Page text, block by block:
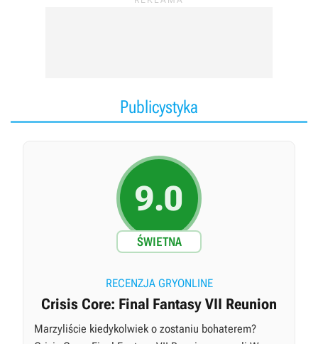
Publicystyka
9.0
ŚWIETNA
RECENZJA GRYONLINE
Crisis Core: Final Fantasy VII Reunion
Marzyliście kiedykolwiek o zostaniu bohaterem?